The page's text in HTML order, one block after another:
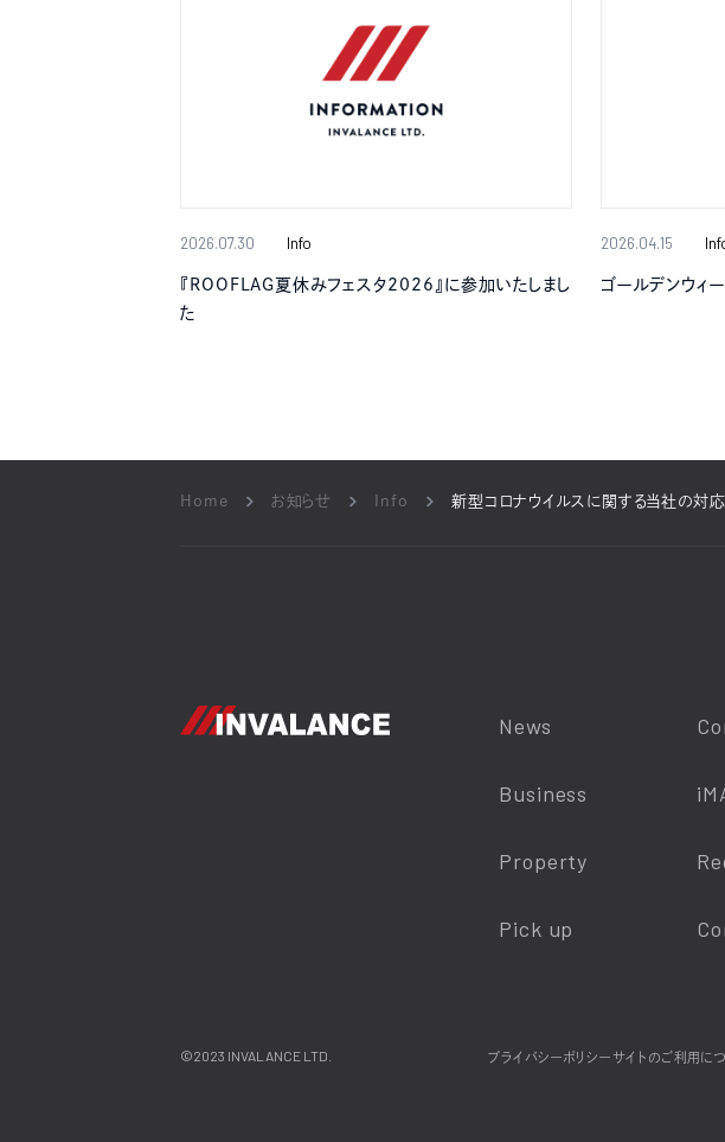
2026.07.30 Info
『ROOFLAG夏休みフェスタ2026』に参加いたしまし
た
2026.04.15
ゴールデンウィ
Home お知らせ Info 新型コロナウイルスに関する当社の対
News
Business
Property
Pick up
©2023 INVALANCE LTD. プライバシーポリシーサイトのご利用に